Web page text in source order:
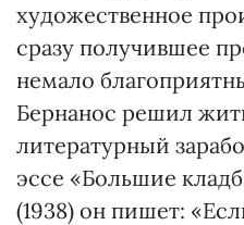
художественное
сразу получившее
немало
Бернанос решил
литературный
эссе «Большие
(1938) он пишет: